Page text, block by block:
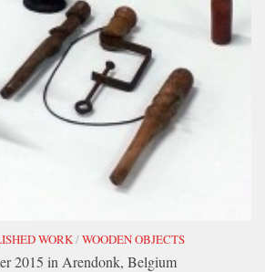
WORK/WOODEN OBJECTS
2015 in Arendonk, Belgium